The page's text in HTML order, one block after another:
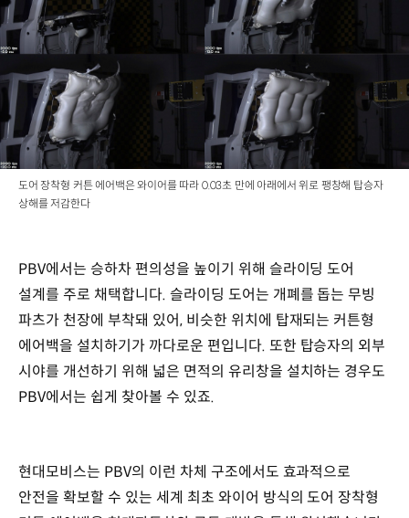
도어 장착형 커튼 에어백은 와이어를 따라 0.03초 만에 아래에서 위로 팽창해 탑승자
상해를 저감한다
PBV에서는 승하차 편의성을 높이기 위해 슬라이딩 도어
설계를 주로 채택합니다. 슬라이딩 도어는 개폐를 돕는 무빙
파츠가 천장에 부착돼 있어, 비슷한 위치에 탑재되는 커튼형
에어백을 설치하기가 까다로운 편입니다. 또한 탑승자의 외부
시야를 개선하기 위해 넓은 면적의 유리창을 설치하는 경우도
PBV에서는 쉽게 찾아볼 수 있죠.
현대모비스는 PBV의 이런 차체 구조에서도 효과적으로
안전을 확보할 수 있는 세계 최초 와이어 방식의 도어 장착형